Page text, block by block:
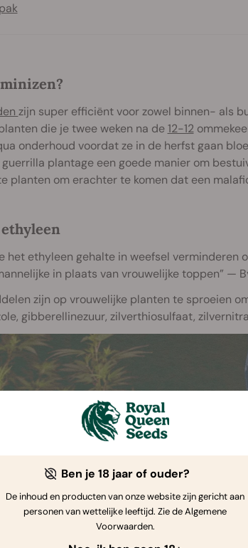
zijn super efficiënt voor zowel binnen- als
die je twee weken na de12-12
onderhoud voordat ze in de herfst gaan
guerrilla plantage een goede manier om
planten om erachter te komen dat een
het ethyleen gehalte in weefsel verminderen
in plaats van vrouwelijke toppen” —
zijn op vrouwelijke planten te sproeien
gibberellinezuur, zilverthiosulfaat,
Ben je 18 jaar of ouder?
De inhoud en producten van onze website zijn gericht aan
personen van wettelijke leeftijd. Zie de Algemene
Voorwaarden.